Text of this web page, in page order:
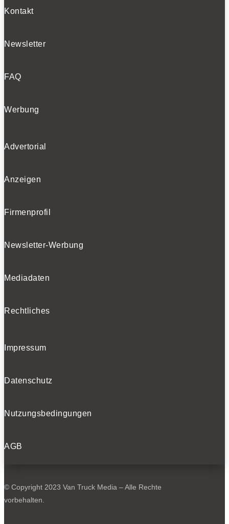
Kontakt
Newsletter
FAQ
Werbung
Advertorial
Anzeigen
Firmenprofil
Newsletter-Werbung
Mediadaten
Rechtliches
Impressum
Datenschutz
Nutzungsbedingungen
AGB
© Copyright 2023 Van Truck Media – Alle Rechte
vorbehalten.